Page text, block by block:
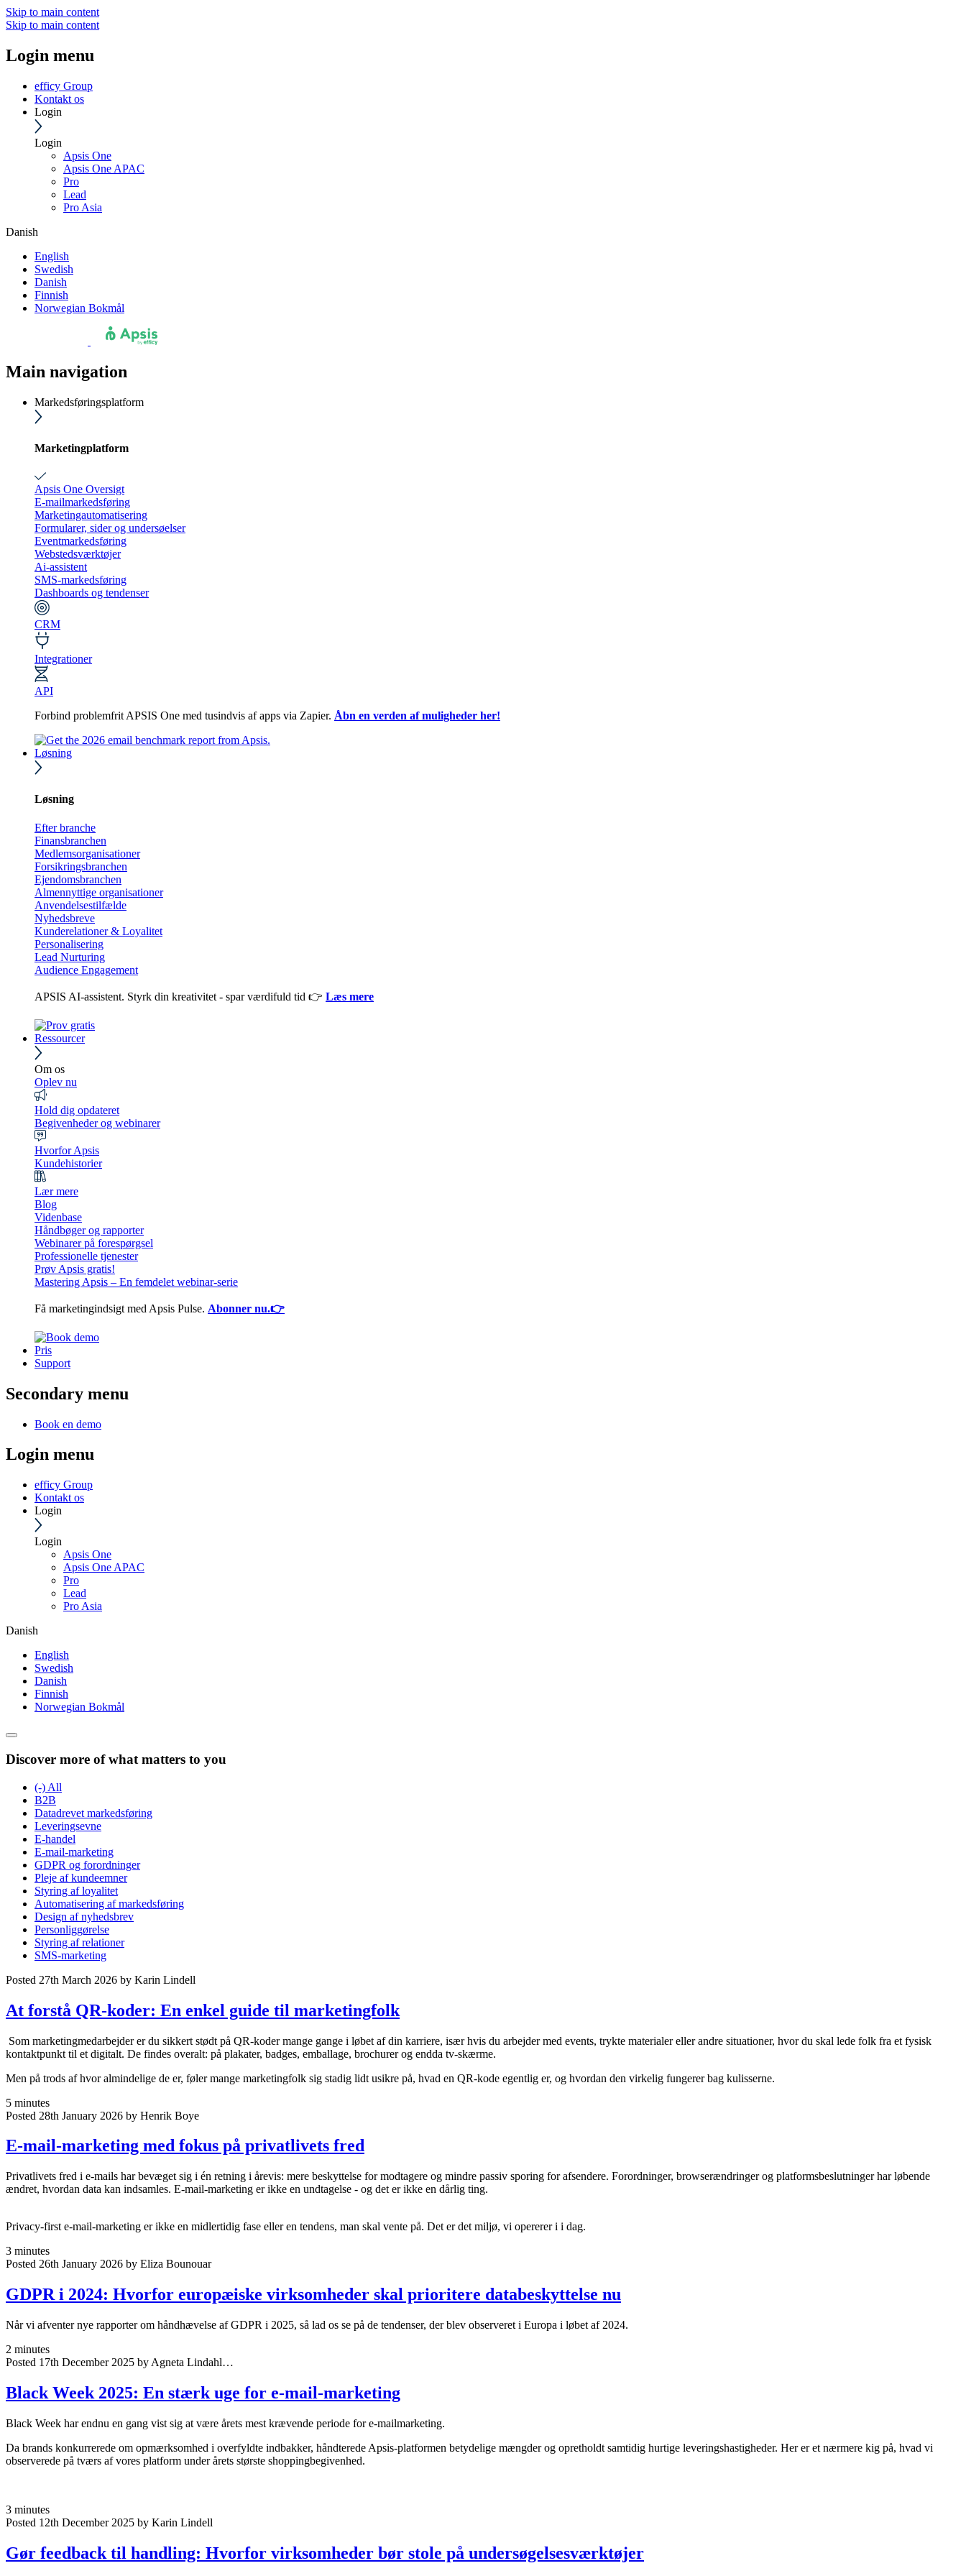
Skip to main content
Skip to main content
Login menu
efficy Group
Kontakt os
Login
Login
Apsis One
Apsis One APAC
Pro
Lead
Pro Asia
Danish
English
Swedish
Danish
Finnish
Norwegian Bokmål
Main navigation
Markedsføringsplatform
Marketingplatform
Apsis One Oversigt
E-mailmarkedsføring
Marketingautomatisering
Formularer, sider og undersøelser
Eventmarkedsføring
Webstedsværktøjer
Ai-assistent
SMS-markedsføring
Dashboards og tendenser
CRM
Integrationer
API
Forbind problemfrit APSIS One med tusindvis af apps via Zapier. Åbn en verden af muligheder her!
Løsning
Løsning
Efter branche
Finansbranchen
Medlemsorganisationer
Forsikringsbranchen
Ejendomsbranchen
Almennyttige organisationer
Anvendelsestilfælde
Nyhedsbreve
Kunderelationer & Loyalitet
Personalisering
Lead Nurturing
Audience Engagement
APSIS AI-assistent. Styrk din kreativitet - spar værdifuld tid 👉 Læs mere
Ressourcer
Om os
Oplev nu
Hold dig opdateret
Begivenheder og webinarer
Hvorfor Apsis
Kundehistorier
Lær mere
Blog
Videnbase
Håndbøger og rapporter
Webinarer på forespørgsel
Professionelle tjenester
Prøv Apsis gratis!
Mastering Apsis – En femdelet webinar-serie
Få marketingindsigt med Apsis Pulse. Abonner nu.👉
Pris
Support
Secondary menu
Book en demo
Login menu
efficy Group
Kontakt os
Login
Login
Apsis One
Apsis One APAC
Pro
Lead
Pro Asia
Danish
English
Swedish
Danish
Finnish
Norwegian Bokmål
Discover more of what matters to you
(-) All
B2B
Datadrevet markedsføring
Leveringsevne
E-handel
E-mail-marketing
GDPR og forordninger
Pleje af kundeemner
Styring af loyalitet
Automatisering af markedsføring
Design af nyhedsbrev
Personliggørelse
Styring af relationer
SMS-marketing
Posted 27th March 2026 by Karin Lindell
At forstå QR-koder: En enkel guide til marketingfolk
Som marketingmedarbejder er du sikkert stødt på QR-koder mange gange i løbet af din karriere, især hvis du arbejder med events, trykte materialer eller andre situationer, hvor du skal lede folk fra et fysisk
kontaktpunkt til et digitalt. De findes overalt: på plakater, badges, emballage, brochurer og endda tv-skærme.
Men på trods af hvor almindelige de er, føler mange marketingfolk sig stadig lidt usikre på, hvad en QR-kode egentlig er, og hvordan den virkelig fungerer bag kulisserne.
5 minutes
Posted 28th January 2026 by Henrik Boye
E-mail-marketing med fokus på privatlivets fred
Privatlivets fred i e-mails har bevæget sig i én retning i årevis: mere beskyttelse for modtagere og mindre passiv sporing for afsendere. Forordninger, browserændringer og platformsbeslutninger har løbende
ændret, hvordan data kan indsamles. E-mail-marketing er ikke en undtagelse - og det er ikke en dårlig ting.
Privacy-first e-mail-marketing er ikke en midlertidig fase eller en tendens, man skal vente på. Det er det miljø, vi opererer i i dag.
3 minutes
Posted 26th January 2026 by Eliza Bounouar
GDPR i 2024: Hvorfor europæiske virksomheder skal prioritere databeskyttelse nu
Når vi afventer nye rapporter om håndhævelse af GDPR i 2025, så lad os se på de tendenser, der blev observeret i Europa i løbet af 2024.
2 minutes
Posted 17th December 2025 by Agneta Lindahl…
Black Week 2025: En stærk uge for e-mail-marketing
Black Week har endnu en gang vist sig at være årets mest krævende periode for e-mailmarketing.
Da brands konkurrerede om opmærksomhed i overfyldte indbakker, håndterede Apsis-platformen betydelige mængder og opretholdt samtidig hurtige leveringshastigheder. Her er et nærmere kig på, hvad vi
observerede på tværs af vores platform under årets største shoppingbegivenhed.
3 minutes
Posted 12th December 2025 by Karin Lindell
Gør feedback til handling: Hvorfor virksomheder bør stole på undersøgelsesværktøjer